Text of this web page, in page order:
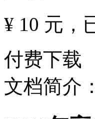
¥ 10 元 ，
付费下载
文档简介：